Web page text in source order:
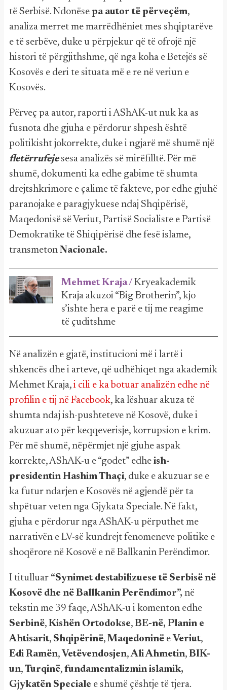
të Serbisë. Ndonëse pa autor të përveçëm,
analiza merret me marrëdhëniet mes shqiptarëve
e të serbëve, duke u përpjekur që të ofrojë një
histori të përgjithshme, që nga koha e Betejës së
Kosovës e deri te situata më e re në veriun e
Kosovës.
Përveç pa autor, raporti i AShAK-ut nuk ka as
fusnota dhe gjuha e përdorur shpesh është
politikisht jokorrekte, duke i ngjarë më shumë një
fletërrufejesesa analizës së mirëfilltë. Për më
shumë, dokumenti ka edhe gabime të shumta
drejtshkrimore e çalime të fakteve, por edhe gjuhë
paranojake e paragjykuese ndaj Shqipërisë,
Maqedonisë së Veriut, Partisë Socialiste e Partisë
Demokratike të Shiqipërisë dhe fesë islame,
transmeton Nacionale.
Mehmet Kraja / Kryeakademik
Kraja akuzoi “Big Brotherin”, kjo
s’ishte hera e parë e tij me reagime
të çuditshme
Në analizën e gjatë, institucioni më i lartë i
shkencës dhe i arteve, që udhëhiqet nga akademik
Mehmet Kraja, i cili e ka botuar analizën edhe në
profilin e tij në Facebook, ka lëshuar akuza të
shumta ndaj ish-pushteteve në Kosovë, duke i
akuzuar ato për keqqeverisje, korrupsion e krim.
Për më shumë, nëpërmjet një gjuhe aspak
korrekte, AShAK-u e “godet” edhe ish-
presidentin Hashim Thaçi, duke e akuzuar se e
ka futur ndarjen e Kosovës në agjendë për ta
shpëtuar veten nga Gjykata Speciale. Në fakt,
gjuha e përdorur nga AShAK-u përputhet me
narrativën e LV-së kundrejt fenomeneve politike e
shoqërore në Kosovë e në Ballkanin Perëndimor.
I titulluar “Synimet destabilizuese të Serbisë në
Kosovë dhe në Ballkanin Perëndimor”, në
tekstin me 39 faqe, AShAK-u i komenton edhe
Serbinë, Kishën Ortodokse, BE-në, Planin e
Ahtisarit, Shqipërinë, Maqedoninë e Veriut,
Edi Ramën, Vetëvendosjen,AliAhmetin, BIK-
un, Turqinë, fundamentalizmin islamik,
Gjykatën Speciale e shumë çështje të tjera.